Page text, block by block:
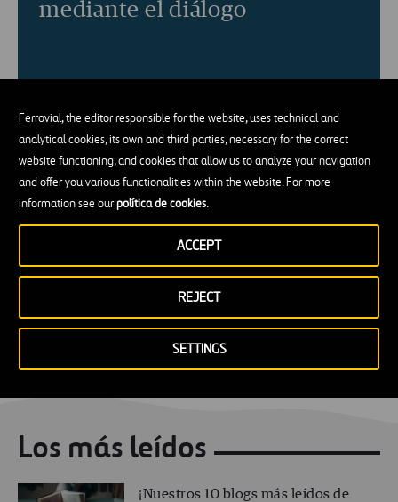
Ferrovial, the editor responsible for the website, uses technical and
analytical cookies, its own and third parties, necessary for the correct
website functioning, and cookies that allow us to analyze your navigation
and offer you various functionalities within the website. For more
information see ourpolítica de cookies.
SETTINGS
REJECT
ACCEPT
mediante el diálogo
Los más leídos
¡Nuestros 10 blogs más leídos de